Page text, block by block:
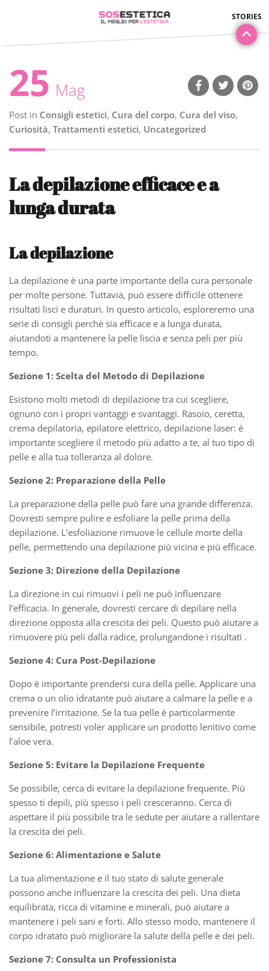
25 Mag
Post in Consigli estetici, Cura del corpo, Cura del viso,
Curiosità, Trattamenti estetici, Uncategorized
La depilazione efficace e a
lunga durata
La depilazione
La depilazione è una parte importante della cura personale
per molte persone. Tuttavia, può essere difficile ottenere
risultati lisci e duraturi. In questo articolo, esploreremo una
serie di consigli perchè sia efficace e a lunga durata,
aiutandoti a mantenere la pelle liscia e senza peli per più
tempo.
Sezione 1: Scelta del Metodo di Depilazione
Esistono molti metodi di depilazione tra cui scegliere,
ognuno con i propri vantaggi e svantaggi. Rasoio, ceretta,
crema depilatoria, epilatore elettrico, depilazione laser: è
importante scegliere il metodo più adatto a te, al tuo tipo di
pelle e alla tua tolleranza al dolore.
Sezione 2: Preparazione della Pelle
La preparazione della pelle può fare una grande differenza.
Dovresti sempre pulire e esfoliare la pelle prima della
depilazione. L’esfoliazione rimuove le cellule morte della
pelle, permettendo una depilazione più vicina e più efficace.
Sezione 3: Direzione della Depilazione
La direzione in cui rimuovi i peli ne può influenzare
l’efficacia. In generale, dovresti cercare di depilare nella
direzione opposta alla crescita dei peli. Questo può aiutare a
rimuovere più peli dalla radice, prolungandone i risultati .
Sezione 4: Cura Post-Depilazione
Dopo è importante prendersi cura della pelle. Applicare una
crema o un olio idratante può aiutare a calmare la pelle e a
prevenire l’irritazione. Se la tua pelle è particolarmente
sensibile, potresti voler applicare un prodotto lenitivo come
l’aloe vera.
Sezione 5: Evitare la Depilazione Frequente
Se possibile, cerca di evitare la depilazione frequente. Più
spesso ti depili, più spesso i peli cresceranno. Cerca di
aspettare il più possibile tra le sedute per aiutare a rallentare
la crescita dei peli.
Sezione 6: Alimentazione e Salute
La tua alimentazione e il tuo stato di salute generale
possono anche influenzare la crescita dei peli. Una dieta
equilibrata, ricca di vitamine e minerali, può aiutare a
mantenere i peli sani e forti. Allo stesso modo, mantenere il
corpo idratato può migliorare la salute della pelle e dei peli.
Sezione 7: Consulta un Professionista